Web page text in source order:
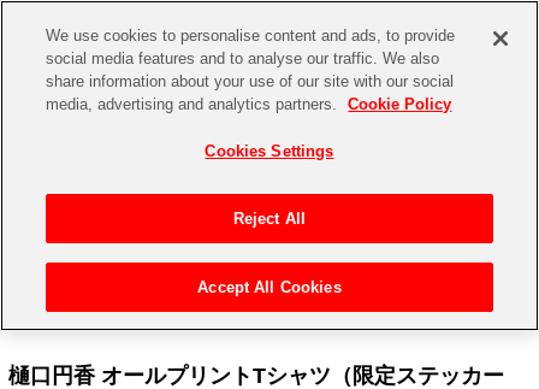
CHANNEL STORE EVENT
アイドルマスターシリーズ
アイドルマスター
イベントグッズ
トイ・ホビー
> 283 PRODUCTION Solo Live Collection ーMaster ShowPieceー 協賛社 > コス
樋口円香 オールプリントTシャツ（限定ステッカー
We use cookies to personalise content and ads, to provide
social media features and to analyse our traffic. We also
share information about your use of our site with our social
media, advertising and analytics partners.
Cookie Policy
Cookies Settings
Reject All
Accept All Cookies